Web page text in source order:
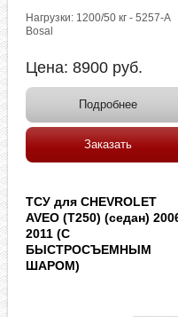
Нагрузки: 1200/50 кг - 5257-A
Bosal
Цена:8900 руб.
Подробнее
Заказать
ТСУ для CHEVROLET
AVEO (T250) (седан)
2011 (С
БЫСТРОСЪЕМНЫМ
ШАРОМ)